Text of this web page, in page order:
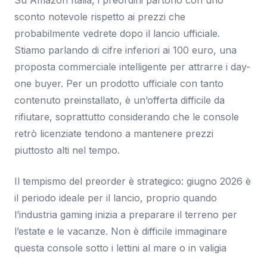
sconto notevole rispetto ai prezzi che
probabilmente vedrete dopo il lancio ufficiale.
Stiamo parlando di cifre inferiori ai 100 euro, una
proposta commerciale intelligente per attrarre i day-
one buyer. Per un prodotto ufficiale con tanto
contenuto preinstallato, è un’offerta difficile da
rifiutare, soprattutto considerando che le console
retrò licenziate tendono a mantenere prezzi
piuttosto alti nel tempo.
Il tempismo del preorder è strategico: giugno 2026 è
il periodo ideale per il lancio, proprio quando
l’industria gaming inizia a preparare il terreno per
l’estate e le vacanze. Non è difficile immaginare
questa console sotto i lettini al mare o in valigia